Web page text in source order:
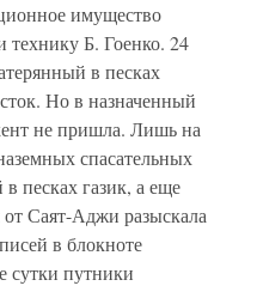
имущество
технику Б. Гоенко. 24
в песках
Но в назначенный
не пришла. Лишь на
спасательных
песках газик, а еще
Саят-Аджи разыскала
в блокноте
сутки путники